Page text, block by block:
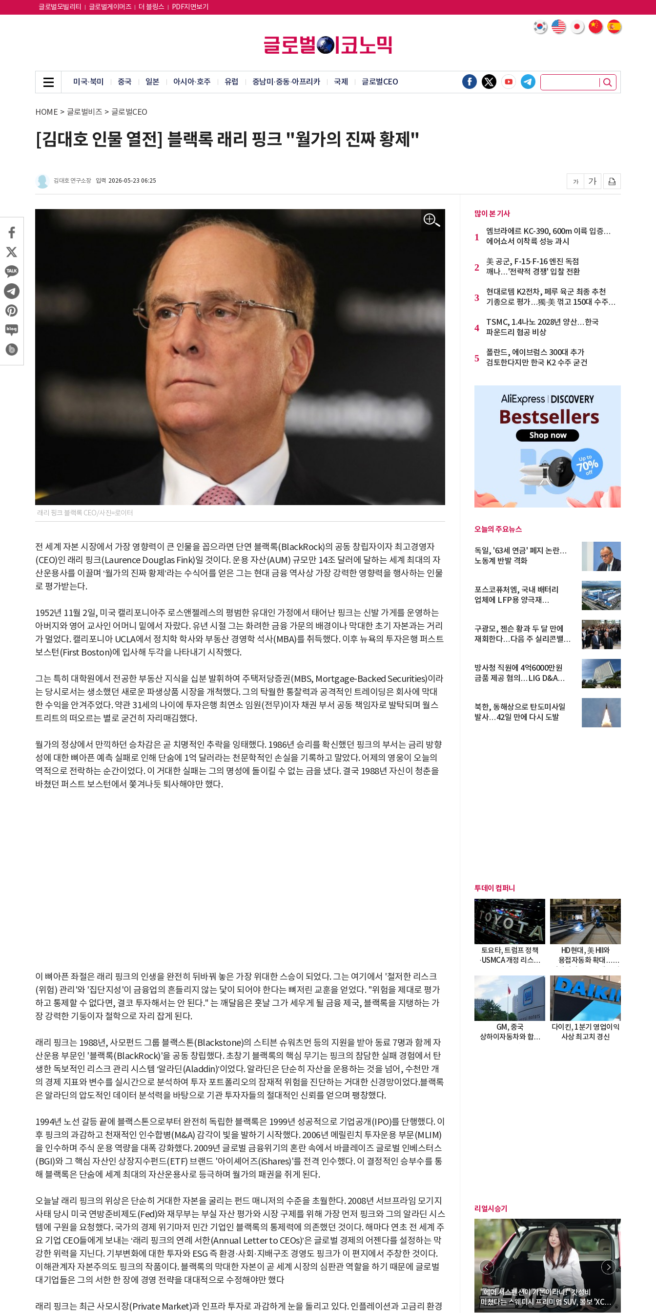
글로벌모빌리티 글로벌게이머즈 더 블링스 PDF지면보기
미국·북미 중국 일본 아시아·호주 유럽 중남미·중동·아프리카 국제 글로벌CEO
HOME > 글로벌비즈 > 글로벌CEO
[김대호 인물 열전] 블랙록 래리 핑크 "월가의 진짜 황제"
김대호 연구소장 입력 2026-05-23 06:25
래리 핑크 블랙록 CEO/사진=로이터
전 세계 자본 시장에서 가장 영향력이 큰 인물을 꼽으라면 단연 블랙록(BlackRock)의 공동 창립자이자 최고경영자
(CEO)인 래리 핑크(Laurence Douglas Fink)일 것이다. 운용 자산(AUM) 규모만 14조 달러에 달하는 세계 최대의 자
산운용사를 이끌며 ‘월가의 진짜 황제’라는 수식어를 얻은 그는 현대 금융 역사상 가장 강력한 영향력을 행사하는 인물
로 평가받는다.
1952년 11월 2일, 미국 캘리포니아주 로스앤젤레스의 평범한 유대인 가정에서 태어난 핑크는 신발 가게를 운영하는
아버지와 영어 교사인 어머니 밑에서 자랐다. 유년 시절 그는 화려한 금융 가문의 배경이나 막대한 초기 자본과는 거리
가 멀었다. 캘리포니아 UCLA에서 정치학 학사와 부동산 경영학 석사(MBA)를 취득했다. 이후 뉴욕의 투자은행 퍼스트
보스턴(First Boston)에 입사해 두각을 나타내기 시작했다.
그는 특히 대학원에서 전공한 부동산 지식을 십분 발휘하여 주택저당증권(MBS, Mortgage-Backed Securities)이라
는 당시로서는 생소했던 새로운 파생상품 시장을 개척했다. 그의 탁월한 통찰력과 공격적인 트레이딩은 회사에 막대
한 수익을 안겨주었다. 약관 31세의 나이에 투자은행 최연소 임원(전무)이자 채권 부서 공동 책임자로 발탁되며 월스
트리트의 떠오르는 별로 굳건히 자리매김했다.
월가의 정상에서 만끽하던 승차감은 곧 치명적인 추락을 잉태했다. 1986년 승리를 확신했던 핑크의 부서는 금리 방향
성에 대한 뼈아픈 예측 실패로 인해 단숨에 1억 달러라는 천문학적인 손실을 기록하고 말았다. 어제의 영웅이 오늘의
역적으로 전락하는 순간이었다. 이 거대한 실패는 그의 명성에 돌이킬 수 없는 금을 냈다. 결국 1988년 자신이 청춘을
바쳤던 퍼스트 보스턴에서 쫓겨나듯 퇴사해야만 했다.
이 뼈아픈 좌절은 래리 핑크의 인생을 완전히 뒤바꿔 놓은 가장 위대한 스승이 되었다. 그는 여기에서 '철저한 리스크
(위험) 관리'와 '집단지성'이 금융업의 흔들리지 않는 닻이 되어야 한다는 뼈저린 교훈을 얻었다. "위험을 제대로 평가
하고 통제할 수 없다면, 결코 투자해서는 안 된다." 는 깨달음은 훗날 그가 세우게 될 금융 제국, 블랙록을 지탱하는 가
장 강력한 기둥이자 철학으로 자리 잡게 된다.
래리 핑크는 1988년, 사모펀드 그룹 블랙스톤(Blackstone)의 스티븐 슈워츠먼 등의 지원을 받아 동료 7명과 함께 자
산운용 부문인 '블랙록(BlackRock)'을 공동 창립했다. 초창기 블랙록의 핵심 무기는 핑크의 참담한 실패 경험에서 탄
생한 독보적인 리스크 관리 시스템 ‘알라딘(Aladdin)’이었다. 알라딘은 단순히 자산을 운용하는 것을 넘어, 수천만 개
의 경제 지표와 변수를 실시간으로 분석하여 투자 포트폴리오의 잠재적 위험을 진단하는 거대한 신경망이었다.블랙록
은 알라딘의 압도적인 데이터 분석력을 바탕으로 기관 투자자들의 절대적인 신뢰를 얻으며 팽창했다.
1994년 노선 갈등 끝에 블랙스톤으로부터 완전히 독립한 블랙록은 1999년 성공적으로 기업공개(IPO)를 단행했다. 이
후 핑크의 과감하고 천재적인 인수합병(M&A) 감각이 빛을 발하기 시작했다. 2006년 메릴린치 투자운용 부문(MLIM)
을 인수하며 주식 운용 역량을 대폭 강화했다. 2009년 글로벌 금융위기의 혼란 속에서 바클레이즈 글로벌 인베스터스
(BGI)와 그 핵심 자산인 상장지수펀드(ETF) 브랜드 '아이셰어즈(iShares)'를 전격 인수했다. 이 결정적인 승부수를 통
해 블랙록은 단숨에 세계 최대의 자산운용사로 등극하며 월가의 패권을 쥐게 된다.
오늘날 래리 핑크의 위상은 단순히 거대한 자본을 굴리는 펀드 매니저의 수준을 초월한다. 2008년 서브프라임 모기지
사태 당시 미국 연방준비제도(Fed)와 재무부는 부실 자산 평가와 시장 구제를 위해 가장 먼저 핑크와 그의 알라딘 시스
템에 구원을 요청했다. 국가의 경제 위기마저 민간 기업인 블랙록의 통제력에 의존했던 것이다. 해마다 연초 전 세계 주
요 기업 CEO들에게 보내는 ‘래리 핑크의 연례 서한(Annual Letter to CEOs)’은 글로벌 경제의 어젠다를 설정하는 막
강한 위력을 지닌다. 기부변화에 대한 투자와 ESG 즉 환경·사회·지배구조 경영도 핑크가 이 편지에서 주창한 것이다.
이해관계자 자본주의도 핑크의 작품이다. 블랙록의 막대한 자본이 곧 세계 시장의 심판관 역할을 하기 때문에 글로벌
대기업들은 그의 서한 한 장에 경영 전략을 대대적으로 수정해야만 했다
래리 핑크는 최근 사모시장(Private Market)과 인프라 투자로 과감하게 눈을 돌리고 있다. 인플레이션과 고금리 환경
많이 본 기사
1
엠브라에르 KC-390, 600m 이륙 입증…
에어쇼서 이착륙 성능 과시
2
美 공군, F-15·F-16 엔진 독점
깨나…'전략적 경쟁' 입찰 전환
3
현대로템 K2전차, 페루 육군 최종 추천
기종으로 평가…獨·美 꺾고 150대 수주
4
TSMC, 1.4나노 2028년 양산…한국
파운드리 협공 비상
5
폴란드, 에이브럼스 300대 추가
검토한다지만 한국 K2 수주 굳건
오늘의 주요뉴스
독일, '63세 연금' 폐지 논란…
노동계 반발 격화
포스코퓨처엠, 국내 배터리
업체에 LFP용 양극재
구광모, 젠슨 황과 두 달 만에
재회한다…다음 주 실리콘밸리
방사청 직원에 4억6000만원
금품 제공 혐의…LIG D&A
북한, 동해상으로 탄도미사일
발사…42일 만에 다시 도발
투데이 컴퍼니
토요타, 트럼프 정책
·USMCA 개정 리스크
HD현대, 美 HII와
용접자동화 확대…
도입
GM, 중국
상하이자동차와 합작
다이킨, 1분기 영업이익
사상 최고치 경신
리얼시승기
초보자도 반할 반전 매력”
"에어 서스펜션이 기본이라니!" 갓성비
미쳤다는 스웨디시 프리미엄 SUV, 볼보 'XC60